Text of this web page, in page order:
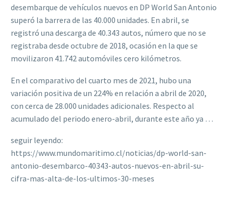
desembarque de vehículos nuevos en DP World San Antonio
superó la barrera de las 40.000 unidades. En abril, se
registró una descarga de 40.343 autos, número que no se
registraba desde octubre de 2018, ocasión en la que se
movilizaron 41.742 automóviles cero kilómetros.
En el comparativo del cuarto mes de 2021, hubo una
variación positiva de un 224% en relación a abril de 2020,
con cerca de 28.000 unidades adicionales. Respecto al
acumulado del periodo enero-abril, durante este año ya …
seguir leyendo:
https://www.mundomaritimo.cl/noticias/dp-world-san-
antonio-desembarco-40343-autos-nuevos-en-abril-su-
cifra-mas-alta-de-los-ultimos-30-meses